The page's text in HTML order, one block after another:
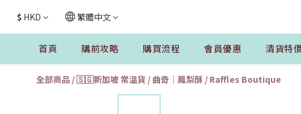
$ HKD 繁體中文
首頁 購前攻略 購買流程 會員優惠 清貨特
全部商品 /🇸🇬新加坡 常溫貨 / 曲奇｜鳳梨酥 / Raffles Boutique